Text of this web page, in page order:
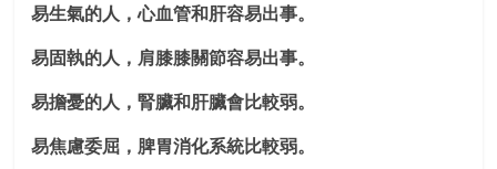
易生氣的人，心血管和肝容易出事。
易固執的人，肩膝膝關節容易出事。
易擔憂的人，腎臟和肝臟會比較弱。
易焦慮委屈，脾胃消化系統比較弱。